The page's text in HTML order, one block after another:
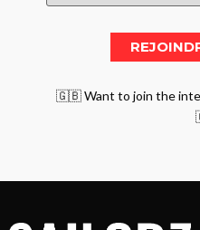
🇬🇧 Want to join the